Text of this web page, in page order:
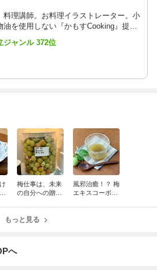
料理講師。お料理イラストレーター。小
油を使用しない『かもすCooking』提唱
す。『食の繊細さん・食のこだわりさ
しています。
ジャンル 372位
梅仕事は、未来
の自分への贈り
風邪治癒！？ 梅
エキスコーボン
もっと見る
へ